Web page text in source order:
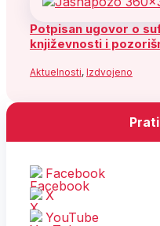
Potpisan ugovor o
književnosti i
Aktuelnosti, Izdvojeno
Facebook
X
YouTube